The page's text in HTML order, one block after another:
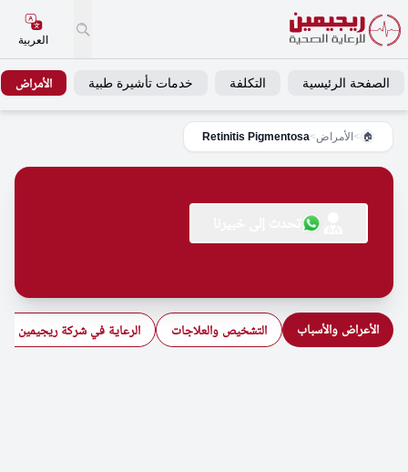
العربية
الصفحة الرئيسية التكلفة خدمات تأشيرة طبية الأمراض
🏠
> الأمراض>
Retinitis Pigmentosa
الأعراض والأسباب التشخيص والعلاجات الرعاية في شركة ريجيمين